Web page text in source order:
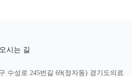
오시는 길
수성로 245번길 69(정자동) 경기도의료